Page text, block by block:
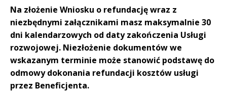
Na złożenie Wniosku o refundację wraz z
niezbędnymi załącznikami masz maksymalnie 30
dni kalendarzowych od daty zakończenia Usługi
rozwojowej. Niezłożenie dokumentów we
wskazanym terminie może stanowić podstawę do
odmowy dokonania refundacji kosztów usługi
przez Beneficjenta.